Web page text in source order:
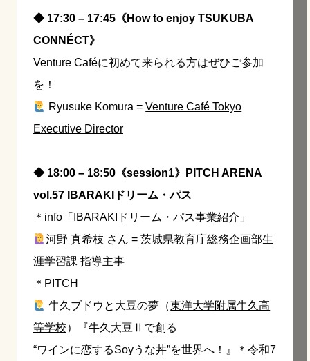
◆ 17:30 – 17:45《How to enjoy TSUKUBA
CONNÉCT》
Venture Caféに初めて来られる方はぜひご参加
を！
Ryusuke Komura =Venture Café Tokyo
Executive Director
◆ 18:00 – 18:50《session1》PITCH ARENA
vol.57 IBARAKIドリーム・パス
＊info「IBARAKIドリーム・パス事業紹介」
河野 真希枝 さん =茨城県教育庁総務企画部生
涯学習課 指導主事
＊PITCH
牛久ブドウと大豆の夢（東洋大学附属牛久高
等学校）『牛久大豆Ⅱで創る
“ワインに恋するSoyうな丼”を世界へ！』＊令和7